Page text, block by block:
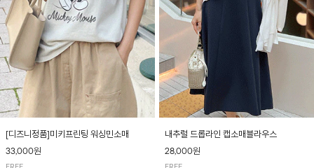
[디즈니정품]미키프린팅 워싱민소매
33,000원
내추럴 드롭라인 캡소매블라우스
28,000원